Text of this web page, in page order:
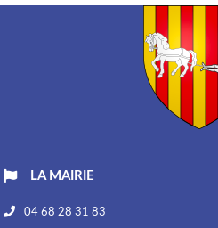
LA MAIRIE
04 68 28 31 83